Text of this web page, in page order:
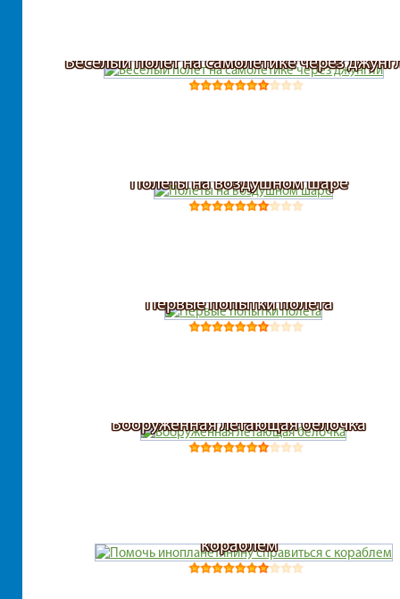
Веселый полет на самолетике через
Полеты на воздушном шаре
Первые попытки полета
Вооруженная летающая белочка
кораблем